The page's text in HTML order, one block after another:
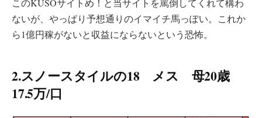
ないが、やっぱり予想通りのイマイチ馬っぽい。これか
ら1億円稼がないと収益にならないという恐怖。
2.スノースタイルの18 メス 母20歳
17.5万/口